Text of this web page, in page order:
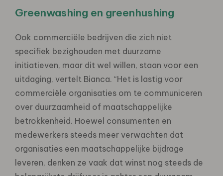
Greenwashing en greenhushing
Ook commerciële bedrijven die zich niet
specifiek bezighouden met duurzame
initiatieven, maar dit wel willen, staan voor een
uitdaging, vertelt Bianca. “Het is lastig voor
commerciële organisaties om te communiceren
over duurzaamheid of maatschappelijke
betrokkenheid. Hoewel consumenten en
medewerkers steeds meer verwachten dat
organisaties een maatschappelijke bijdrage
leveren, denken ze vaak dat winst nog steeds de